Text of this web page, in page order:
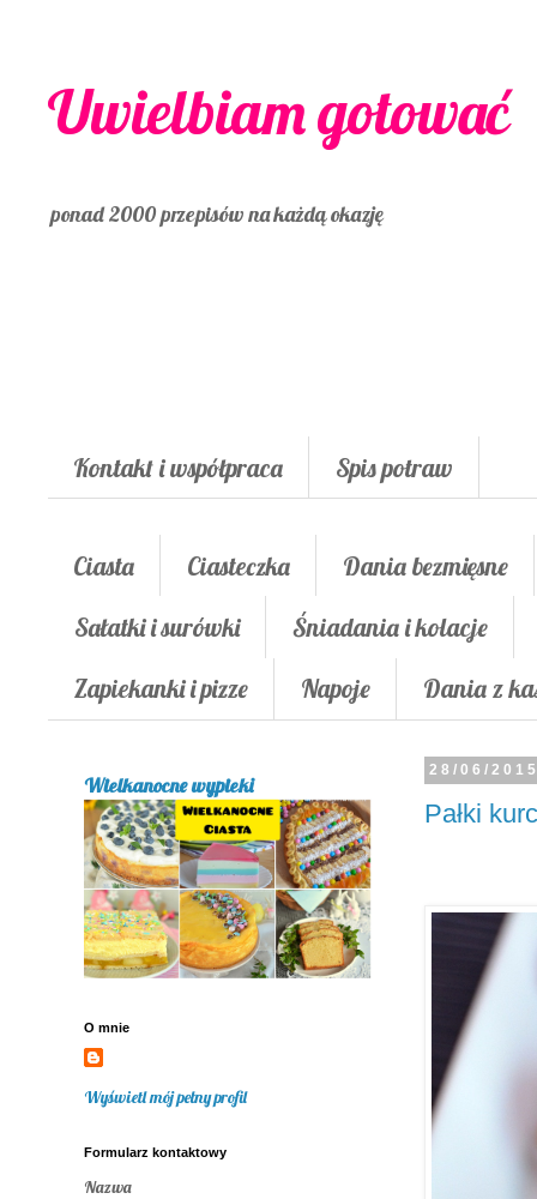
Uwielbiam gotować
ponad 2000 przepisów na każdą okazję
Kontakt i współpraca Spis potraw
Ciasta Ciasteczka
Dania bezmięsne
Sałatki i surówki
Śniadania i kolacje
Zapiekanki i pizze
Napoje Dania z
28/06/
Pałki
Wielkanocne wypieki
O mnie
Wyświetl mój pełny profil
Formularz kontaktowy
Nazwa